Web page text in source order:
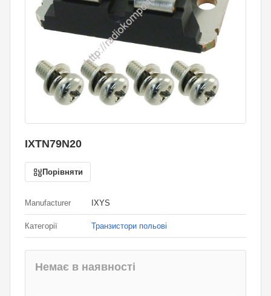
IXTN79N20
Порівняти
Manufacturer IXYS
Категорії Транзистори польові
Немає в наявності